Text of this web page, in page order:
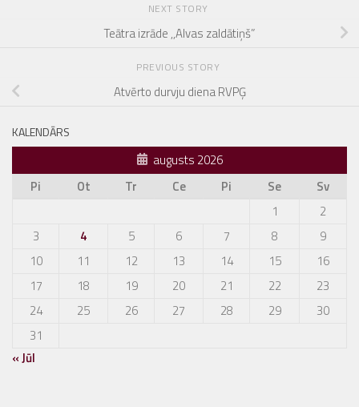
NEXT STORY
Teātra izrāde ,,Alvas zaldātiņš”
PREVIOUS STORY
Atvērto durvju diena RVPĢ
KALENDĀRS
augusts 2026
Pi
Ot Tr Ce Pi Se
Sv
1
2
3
4 5 6 7 8
9
10
11 12 13 14 15
16
17
18 19 20 21 22
23
24
25 26 27 28 29
30
31
« Jūl